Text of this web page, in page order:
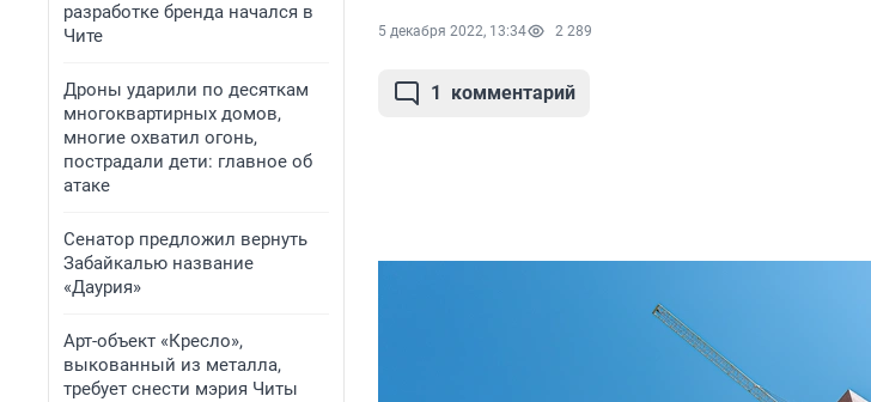
разработке бренда начался в
Чите
Дроны ударили по десяткам
многоквартирных домов,
многие охватил огонь,
пострадали дети: главное об
атаке
Сенатор предложил вернуть
Забайкалью название
«Даурия»
Арт-объект «Кресло»,
выкованный из металла,
требует снести мэрия Читы
5 декабря 2022, 13:34 2 289
1 комментарий